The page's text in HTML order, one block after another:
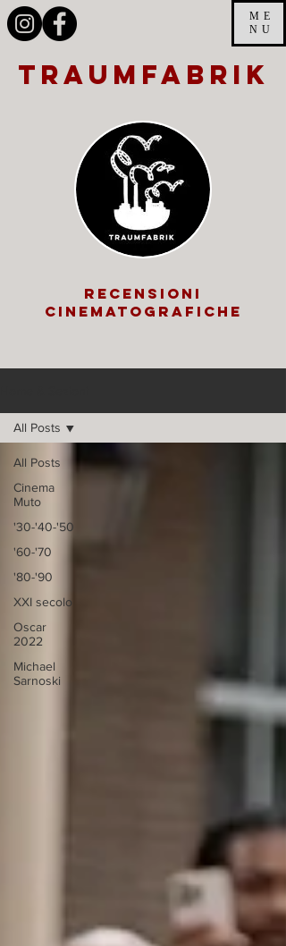
traumfabrik
recensioni
cinematografiche
ME
NU
All Posts
Cinema
Muto
'30-'40-'50
'60-'70
'80-'90
XXI secolo
Oscar
2022
Michael
Sarnoski
All Posts